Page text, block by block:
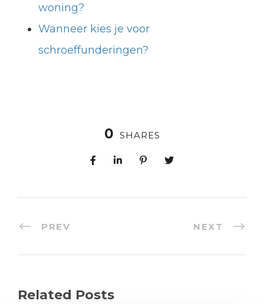
woning?
Wanneer kies je voor
schroeffunderingen?
0 SHARES
PREV NEXT
Related Posts